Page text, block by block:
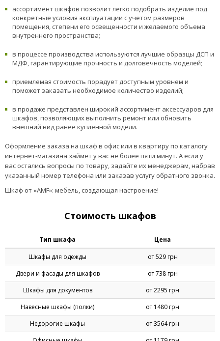
ассортимент шкафов позволит легко подобрать изделие под
конкретные условия эксплуатации с учетом размеров
помещения, степени его освещенности и желаемого объема
внутреннего пространства;
в процессе производства используются лучшие образцы ДСП и
МДФ, гарантирующие прочность и долговечность моделей;
приемлемая стоимость порадует доступным уровнем и
поможет заказать необходимое количество изделий;
в продаже представлен широкий ассортимент аксессуаров для
шкафов, позволяющих выполнить ремонт или обновить
внешний вид ранее купленной модели.
Оформление заказа на шкаф в офис или в квартиру по каталогу
интернет-магазина займет у вас не более пяти минут. А если у
вас остались вопросы по товару, задайте их менеджерам, набрав
указанный номер телефона или заказав услугу обратного звонка.
Шкаф от «AMF»: мебель, создающая настроение!
Стоимость шкафов
Тип шкафа Цена
Шкафы для одежды
от 529 грн
Двери и фасады для шкафов
от 738 грн
Шкафы для документов
от 2295 грн
Навесные шкафы (полки)
от 1480 грн
Недорогие шкафы
от 3564 грн